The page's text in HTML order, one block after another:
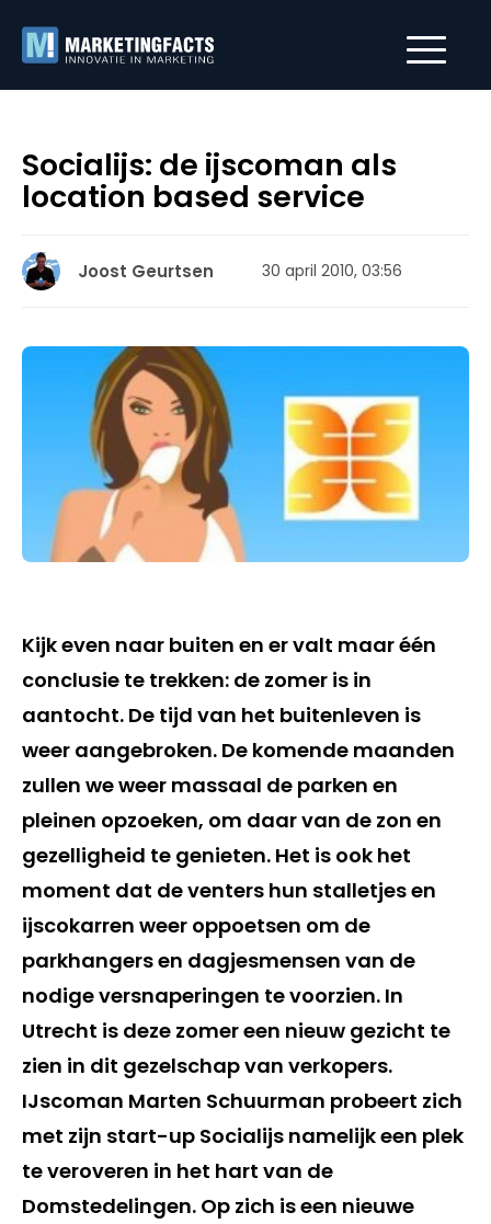
Socialijs: de ijscoman als
location based service
Joost Geurtsen 30 april 2010, 03:56
Kijk even naar buiten en er valt maar één
conclusie te trekken: de zomer is in
aantocht. De tijd van het buitenleven is
weer aangebroken. De komende maanden
zullen we weer massaal de parken en
pleinen opzoeken, om daar van de zon en
gezelligheid te genieten. Het is ook het
moment dat de venters hun stalletjes en
ijscokarren weer oppoetsen om de
parkhangers en dagjesmensen van de
nodige versnaperingen te voorzien. In
Utrecht is deze zomer een nieuw gezicht te
zien in dit gezelschap van verkopers.
IJscoman Marten Schuurman probeert zich
met zijn start-up Socialijs namelijk een plek
te veroveren in het hart van de
Domstedelingen. Op zich is een nieuwe